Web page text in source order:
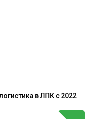
в ЛПК с 2022